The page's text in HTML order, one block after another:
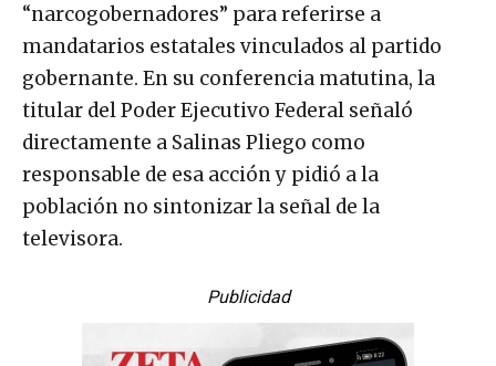
“narcogobernadores” para referirse a
mandatarios estatales vinculados al partido
gobernante. En su conferencia matutina, la
titular del Poder Ejecutivo Federal señaló
directamente a Salinas Pliego como
responsable de esa acción y pidió a la
población no sintonizar la señal de la
televisora.
Publicidad